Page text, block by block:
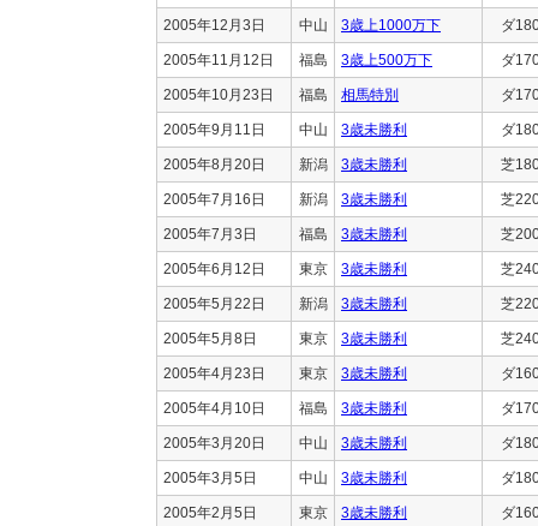
2005年12月3日 中山 3歳上1000万下 ダ
2005年11月12日 福島 3歳上500万下 ダ
2005年10月23日 福島 相馬特別 ダ
2005年9月11日 中山 3歳未勝利 ダ
2005年8月20日 新潟 3歳未勝利 芝
2005年7月16日 新潟 3歳未勝利 芝
2005年7月3日 福島 3歳未勝利 芝
2005年6月12日 東京 3歳未勝利 芝
2005年5月22日 新潟 3歳未勝利 芝
2005年5月8日 東京 3歳未勝利 芝
2005年4月23日 東京 3歳未勝利 ダ
2005年4月10日 福島 3歳未勝利 ダ
2005年3月20日 中山 3歳未勝利 ダ
2005年3月5日 中山 3歳未勝利 ダ
2005年2月5日 東京 3歳未勝利 ダ